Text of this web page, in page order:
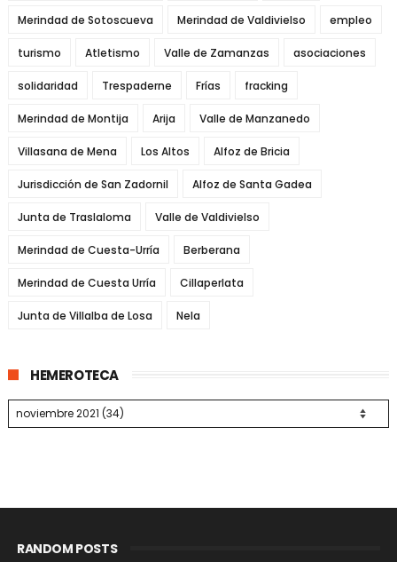
Merindad de Sotoscueva Merindad de Valdivielso empleo
turismo Atletismo Valle de Zamanzas asociaciones
solidaridad Trespaderne Frías fracking
Merindad de Montija Arija Valle de Manzanedo
Villasana de Mena Los Altos Alfoz de Bricia
Jurisdicción de San Zadornil Alfoz de Santa Gadea
Junta de Traslaloma Valle de Valdivielso
Merindad de Cuesta-Urría Berberana
Merindad de Cuesta Urría Cillaperlata
Junta de Villalba de Losa Nela
HEMEROTECA
RANDOM POSTS